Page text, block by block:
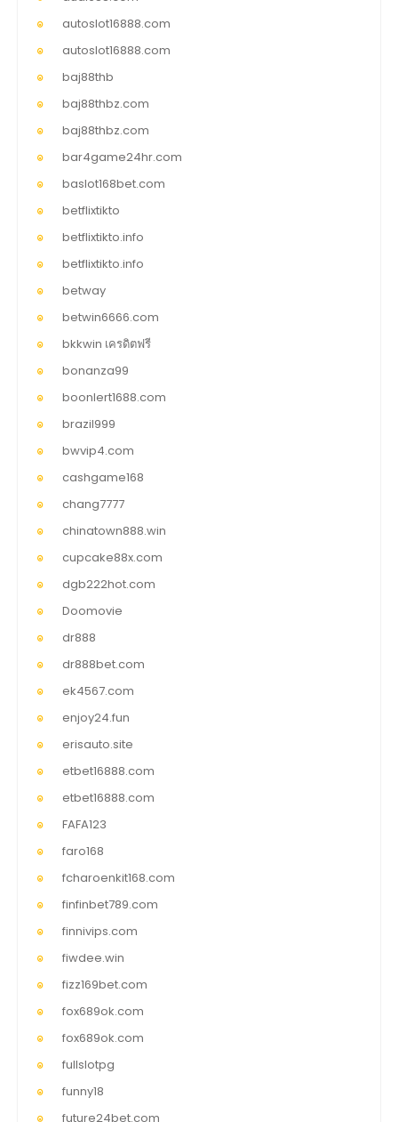
autoslot16888.com
autoslot16888.com
baj88thb
baj88thbz.com
baj88thbz.com
bar4game24hr.com
baslot168bet.com
betflixtikto
betflixtikto.info
betflixtikto.info
betway
betwin6666.com
bkkwin เครดิตฟรี
bonanza99
boonlert1688.com
brazil999
bwvip4.com
cashgame168
chang7777
chinatown888.win
cupcake88x.com
dgb222hot.com
Doomovie
dr888
dr888bet.com
ek4567.com
enjoy24.fun
erisauto.site
etbet16888.com
etbet16888.com
FAFA123
faro168
fcharoenkit168.com
finfinbet789.com
finnivips.com
fiwdee.win
fizz169bet.com
fox689ok.com
fox689ok.com
fullslotpg
funny18
future24bet.com